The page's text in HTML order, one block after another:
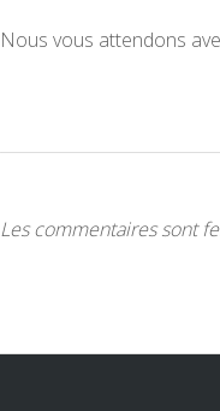
Nous vous attendons
Les commentaires sont